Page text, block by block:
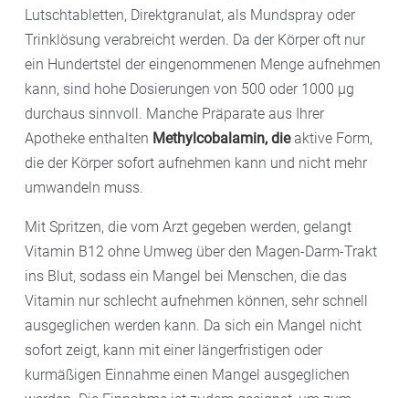
Lutschtabletten, Direktgranulat, als Mundspray oder
Trinklösung verabreicht werden. Da der Körper oft nur
ein Hundertstel der eingenommenen Menge aufnehmen
kann, sind hohe Dosierungen von 500 oder 1000 µg
durchaus sinnvoll. Manche Präparate aus Ihrer
Apotheke enthalten Methylcobalamin, dieaktive Form,
die der Körper sofort aufnehmen kann und nicht mehr
umwandeln muss.
Mit Spritzen, die vom Arzt gegeben werden, gelangt
Vitamin B12 ohne Umweg über den Magen-Darm-Trakt
ins Blut, sodass ein Mangel bei Menschen, die das
Vitamin nur schlecht aufnehmen können, sehr schnell
ausgeglichen werden kann. Da sich ein Mangel nicht
sofort zeigt, kann mit einer längerfristigen oder
kurmäßigen Einnahme einen Mangel ausgeglichen